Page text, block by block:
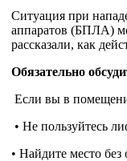
Ситуация при
аппаратов (БПЛА)
рассказали, как
Обязательно
Если вы в
• Не пользуйтесь
• Найдите место без